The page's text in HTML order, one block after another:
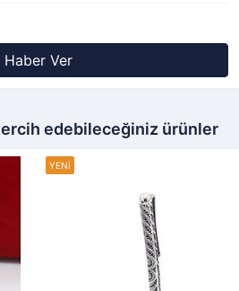
Haber Ver
edebileceğiniz ürünler